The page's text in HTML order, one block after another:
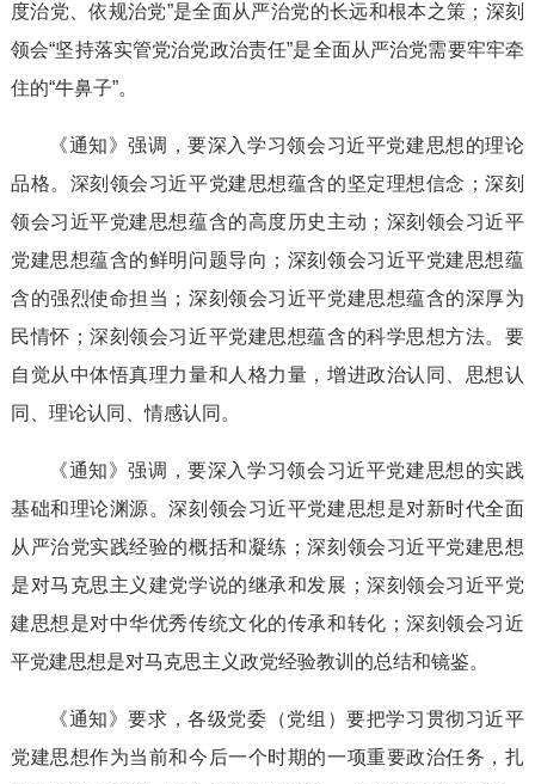
度治党、依规治党”是全面从严治党的长远和根本之策；深刻
领会“坚持落实管党治党政治责任”是全面从严治党需要牢牢牵
住的“牛鼻子”。
《通知》强调，要深入学习领会习近平党建思想的理论
品格。深刻领会习近平党建思想蕴含的坚定理想信念；深刻
领会习近平党建思想蕴含的高度历史主动；深刻领会习近平
党建思想蕴含的鲜明问题导向；深刻领会习近平党建思想蕴
含的强烈使命担当；深刻领会习近平党建思想蕴含的深厚为
民情怀；深刻领会习近平党建思想蕴含的科学思想方法。要
自觉从中体悟真理力量和人格力量，增进政治认同、思想认
同、理论认同、情感认同。
《通知》强调，要深入学习领会习近平党建思想的实践
基础和理论渊源。深刻领会习近平党建思想是对新时代全面
从严治党实践经验的概括和凝练；深刻领会习近平党建思想
是对马克思主义建党学说的继承和发展；深刻领会习近平党
建思想是对中华优秀传统文化的传承和转化；深刻领会习近
平党建思想是对马克思主义政党经验教训的总结和镜鉴。
《通知》要求，各级党委（党组）要把学习贯彻习近平
党建思想作为当前和今后一个时期的一项重要政治任务，扎